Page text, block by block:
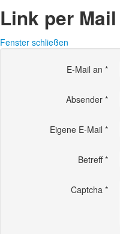
Link per
Fenster schließen
E-Mail an *
Absender *
Eigene E-Mail *
Betreff*
Captcha *